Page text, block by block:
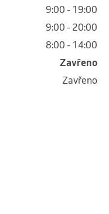
9:00 - 19:00
9:00 - 20:00
8:00 - 14:00
Zavřeno
Zavřeno